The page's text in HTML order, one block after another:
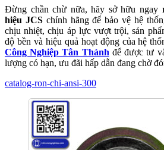
Đừng chần chừ nữa, hãy sở hữu ngay
hiệu JCSchính hãng để bảo vệ hệ
chịu nhiệt, chịu áp lực vượt trội, sản
độ bền và hiệu quả hoạt động của hệ
Công Nghiệp Tân Thành để được tư
lượng có hạn, ưu đãi hấp dẫn đang chờ
catalog-ron-chi-ansi-300